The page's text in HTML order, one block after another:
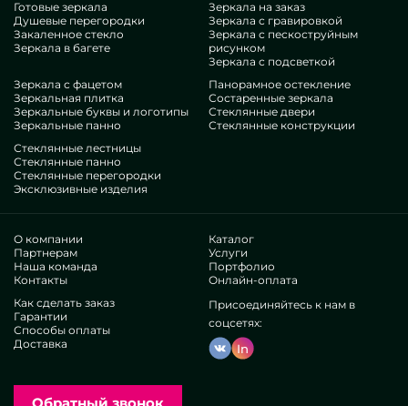
Готовые зеркала
Душевые перегородки
Закаленное стекло
Зеркала в багете
Зеркала на заказ
Зеркала с гравировкой
Зеркала с пескоструйным
рисунком
Зеркала с подсветкой
Зеркала с фацетом
Зеркальная плитка
Зеркальные буквы и логотипы
Зеркальные панно
Панорамное остекление
Состаренные зеркала
Стеклянные двери
Стеклянные конструкции
Стеклянные лестницы
Стеклянные панно
Стеклянные перегородки
Эксклюзивные изделия
О компании
Партнерам
Наша команда
Контакты
Каталог
Услуги
Портфолио
Онлайн-оплата
Как сделать заказ
Гарантии
Способы оплаты
Доставка
Присоединяйтесь к нам в
соцсетях:
In